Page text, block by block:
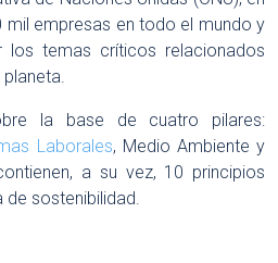
mil empresas en todo el mundo y
los temas críticos relacionados
la base de cuatro pilares:
Laborales, Medio Ambiente y
a su vez, 10 principios
de sostenibilidad.